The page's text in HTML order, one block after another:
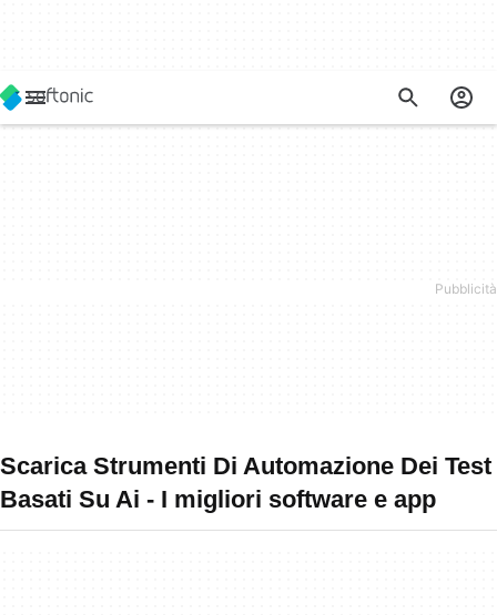
Scarica Strumenti Di Automazione Dei Test
Basati Su Ai - I migliori software e app